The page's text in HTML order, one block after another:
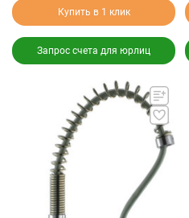
Купить в 1 клик
Запрос счета для юрлиц